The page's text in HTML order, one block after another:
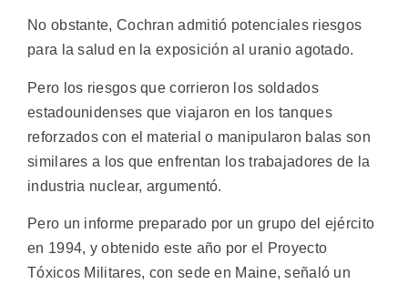
No obstante, Cochran admitió potenciales riesgos
para la salud en la exposición al uranio agotado.
Pero los riesgos que corrieron los soldados
estadounidenses que viajaron en los tanques
reforzados con el material o manipularon balas son
similares a los que enfrentan los trabajadores de la
industria nuclear, argumentó.
Pero un informe preparado por un grupo del ejército
en 1994, y obtenido este año por el Proyecto
Tóxicos Militares, con sede en Maine, señaló un